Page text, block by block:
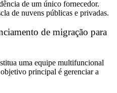
de um único fornecedor.
de nuvens públicas e privadas.
de migração para
uma equipe multifuncional
principal é gerenciar a